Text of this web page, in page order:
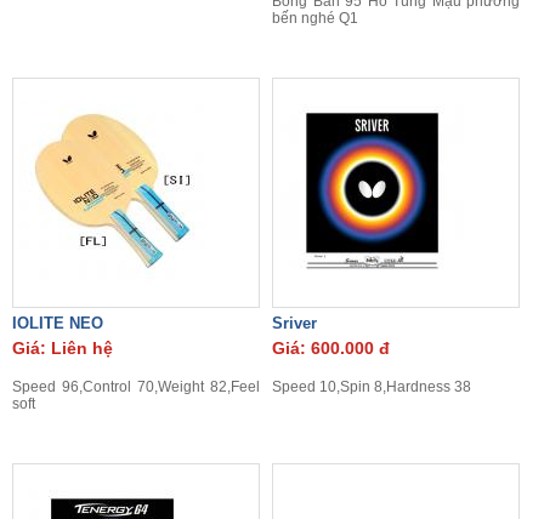
bến nghé Q1
IOLITE NEO
Giá: Liên hệ
Speed 96,Control 70,Weight 82,Feel
soft
Sriver
Giá: 600.000 đ
Speed 10,Spin 8,Hardness 38